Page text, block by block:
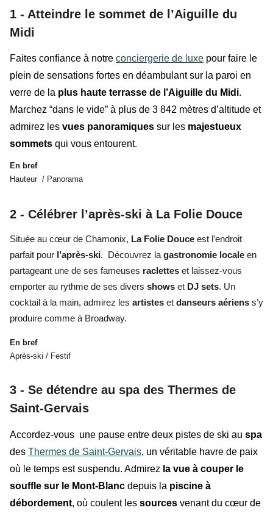
1 - Atteindre le sommet de l’Aiguille du
Midi
Faites confiance à notre conciergerie de luxe pour faire le
plein de sensations fortes en déambulant sur la paroi en
verre de la plus haute terrasse de l’Aiguille du Midi.
Marchez “dans le vide” à plus de 3 842 mètres d’altitude et
admirez les vues panoramiques sur les majestueux
sommets qui vous entourent.
En bref
Hauteur / Panorama
2 - Célébrer l’après-ski à La Folie Douce
Située au cœur de Chamonix, La Folie Douce est l’endroit
parfait pour l’après-ski. Découvrez la gastronomie locale en
partageant une de ses fameuses raclettes et laissez-vous
emporter au rythme de ses divers shows et DJ sets. Un
cocktail à la main, admirez les artistes et danseurs aériens s’y
produire comme à Broadway.
En bref
Après-ski / Festif
3 - Se détendre au spa des Thermes de
Saint-Gervais
Accordez-vous une pause entre deux pistes de ski au spa
des Thermes de Saint-Gervais, un véritable havre de paix
où le temps est suspendu. Admirez la vue à couper le
souffle sur le Mont-Blanc depuis la piscine à
débordement, où coulent les sources venant du cœur de